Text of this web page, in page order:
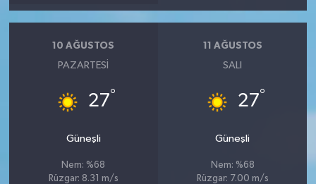
10 AĞUSTOS
PAZARTESI
27°
Güneşli
Nem: %68
Rüzgar: 8.31 m/s
11 AĞUSTOS
SALI
27°
Güneşli
Nem: %68
Rüzgar: 7.00 m/s